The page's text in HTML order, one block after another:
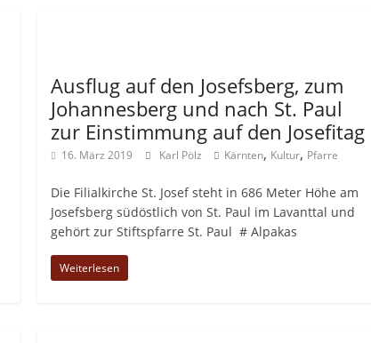
Ausflug auf den Josefsberg, zum
Johannesberg und nach St. Paul
zur Einstimmung auf den Josefitag
16. März 2019 Karl Pölz Kärnten, Kultur, Pfarre
Die Filialkirche St. Josef steht in 686 Meter Höhe am
Josefsberg südöstlich von St. Paul im Lavanttal und
gehört zur Stiftspfarre St. Paul # Alpakas
Weiterlesen